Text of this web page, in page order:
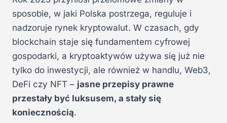
sposobie, w jaki Polska postrzega, reguluje i
nadzoruje rynek kryptowalut. W czasach, gdy
blockchain staje się fundamentem cyfrowej
gospodarki, a kryptoaktywów używa się już nie
tylko do inwestycji, ale również w handlu, Web3,
DeFi czy NFT – jasne przepisy prawne
przestały być luksusem, a stały się
koniecznością.